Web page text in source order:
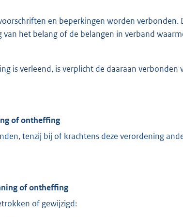
en beperkingen worden verbonden.
het belang of de belangen in verband
is verleend, is verplicht de daaraan verbonden
of ontheffing
tenzij bij of krachtens deze verordening
of ontheffing
of gewijzigd: